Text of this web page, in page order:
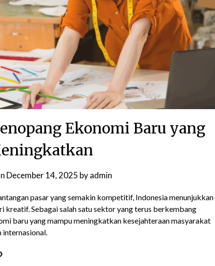
Ekonomi Baru yang
December 14, 2025 byadmin
pasar yang semakin kompetitif, Indonesia menunjukkan
Sebagai salah satu sektor yang terus berkembang
baru yang mampu meningkatkan kesejahteraan masyarakat
internasional.